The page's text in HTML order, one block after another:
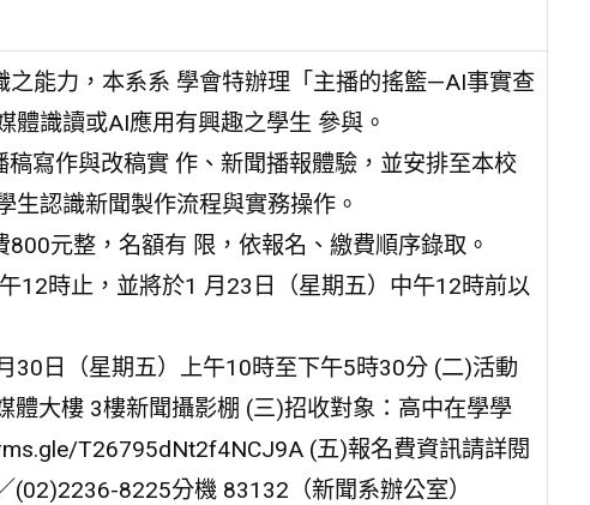
能力，本系系 學會特辦理「主播的搖籃—AI事實查
識讀或AI應用有興趣之學生 參與。
寫作與改稿實 作、新聞播報體驗，並安排至本校
生認識新聞製作流程與實務操作。
元整，名額有 限，依報名、繳費順序錄取。
12時止，並將於1 月23日（星期五）中午12時前以
30日（星期五）上午10時至下午5時30分 (二)活動
大樓 3樓新聞攝影棚 (三)招收對象：高中在學學
T26795dNt2f4NCJ9A (五)報名費資訊請詳閱
(02)2236-8225分機 83132（新聞系辦公室）